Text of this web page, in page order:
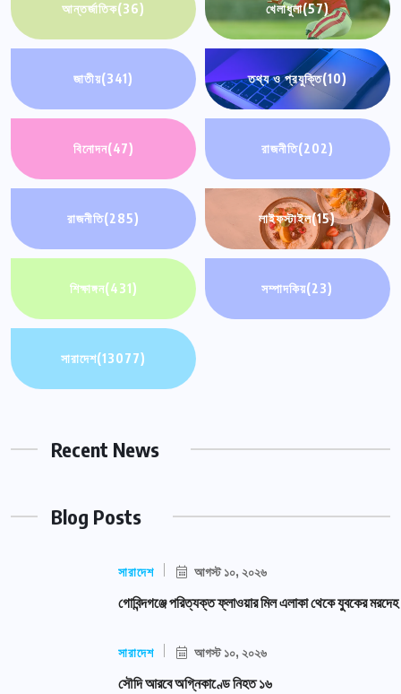
আন্তর্জাতিক(36) খেলাধুলা(57)
জাতীয়(341) তথ্য ও প্রযুক্তি(10)
বিনোদন(47) রাজনীতি(202)
রাজনীতি(285) লাইফস্টাইল(15)
শিক্ষাঙ্গন(431) সম্পাদকিয়(23)
সারাদেশ(13077)
Recent News
Blog Posts
সারাদেশ আগস্ট ১০, ২০২৬
গোবিন্দগঞ্জে পরিত্যক্ত ফ্লাওয়ার মিল এলাকা থেকে যুবকের
সারাদেশ আগস্ট ১০, ২০২৬
সৌদি আরবে অগ্নিকাণ্ডে নিহত ১৬